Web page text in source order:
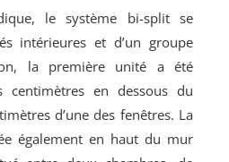
le système bi-split se
intérieures et d’un groupe
la première unité a été
centimètres en dessous du
d’une des fenêtres. La
également en haut du mur